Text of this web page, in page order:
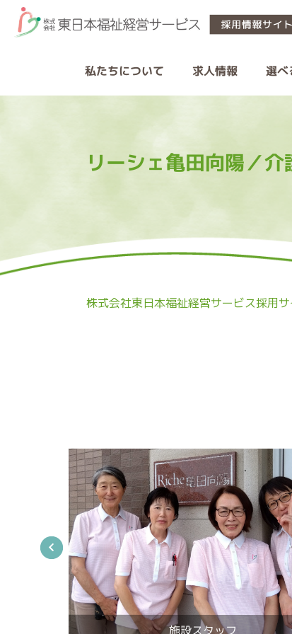
私たちについて 求人情報 選べ
リーシェ亀田向陽／
株式会社東日本福祉経営サービス採用
施設スタッフ